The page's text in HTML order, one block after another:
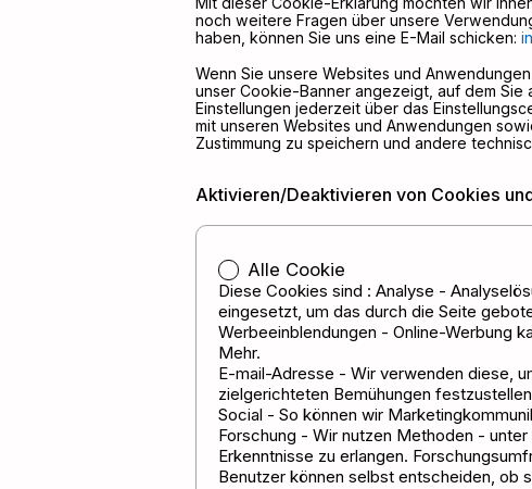
noch weitere Fragen über unsere
haben, können Sie uns eine E-Mail schicken:
Wenn Sie unsere Websites und
unser Cookie-Banner angezeigt, auf dem
Einstellungen jederzeit über das
mit unseren Websites und Anwendungen
Zustimmung zu speichern und andere
Aktivieren/Deaktivieren von Cookies
Alle Cookie
Diese Cookies sind : Analyse -
eingesetzt, um das durch die Seite
Werbeeinblendungen - Online-Werbung
Mehr.
E-mail-Adresse - Wir verwenden diese,
zielgerichteten Bemühungen
Social - So können wir
Forschung - Wir nutzen Methoden -
Erkenntnisse zu erlangen.
Benutzer können selbst entscheiden, ob